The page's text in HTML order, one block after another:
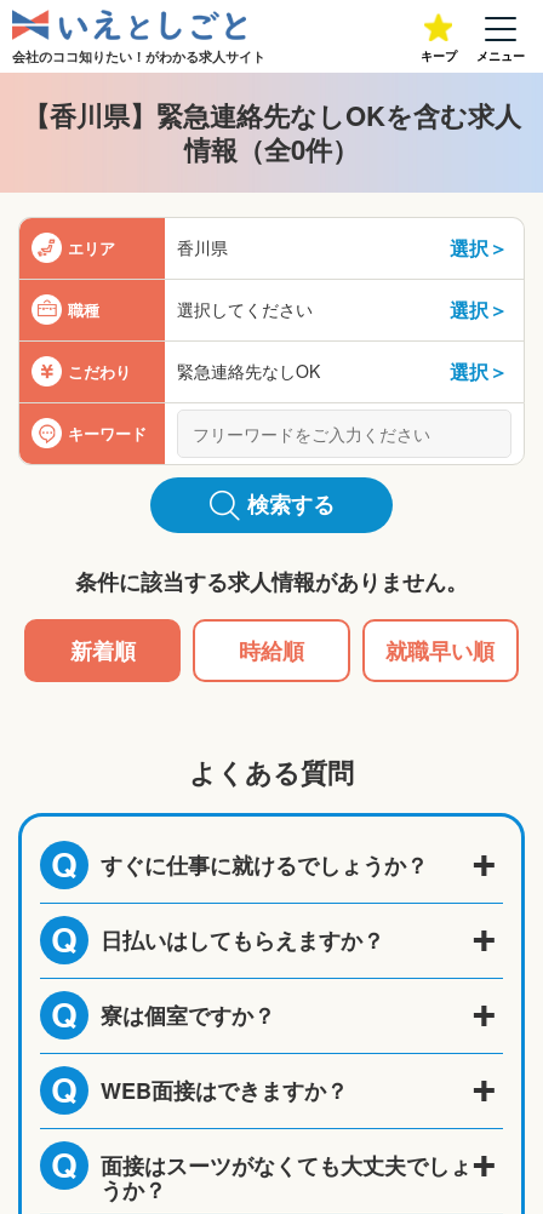
会社のココ知りたい！がわかる求人サイト キープ メニュー
【香川県】緊急連絡先なしOKを含む求人
情報（全0件）
エリア 香川県 選択＞
職種 選択してください 選択＞
こだわり 緊急連絡先なしOK 選択＞
キーワード
検索する
条件に該当する求人情報がありません。
新着順 時給順 就職早い順
よくある質問
Q すぐに仕事に就けるでしょうか？
Q 日払いはしてもらえますか？
Q 寮は個室ですか？
Q WEB面接はできますか？
Q 面接はスーツがなくても大丈夫でしょ
うか？